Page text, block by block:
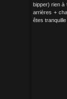
bipper) rien à
arrières +
êtes